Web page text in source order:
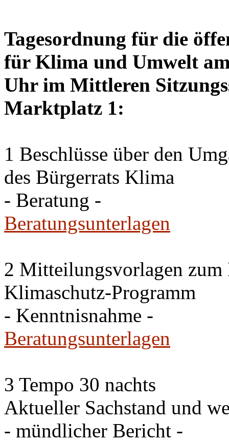
Tagesordnung für die
für Klima und Umwelt
Uhr im Mittleren
Marktplatz 1:
1 Beschlüsse über den
des Bürgerrats Klima
- Beratung -
Beratungsunterlagen
2 Mitteilungsvorlagen zum
Klimaschutz-Programm
- Kenntnisnahme -
Beratungsunterlagen
3 Tempo 30 nachts
Aktueller Sachstand und
- mündlicher Bericht -